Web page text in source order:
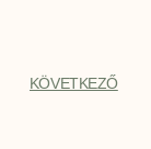
KÖVETKEZŐ